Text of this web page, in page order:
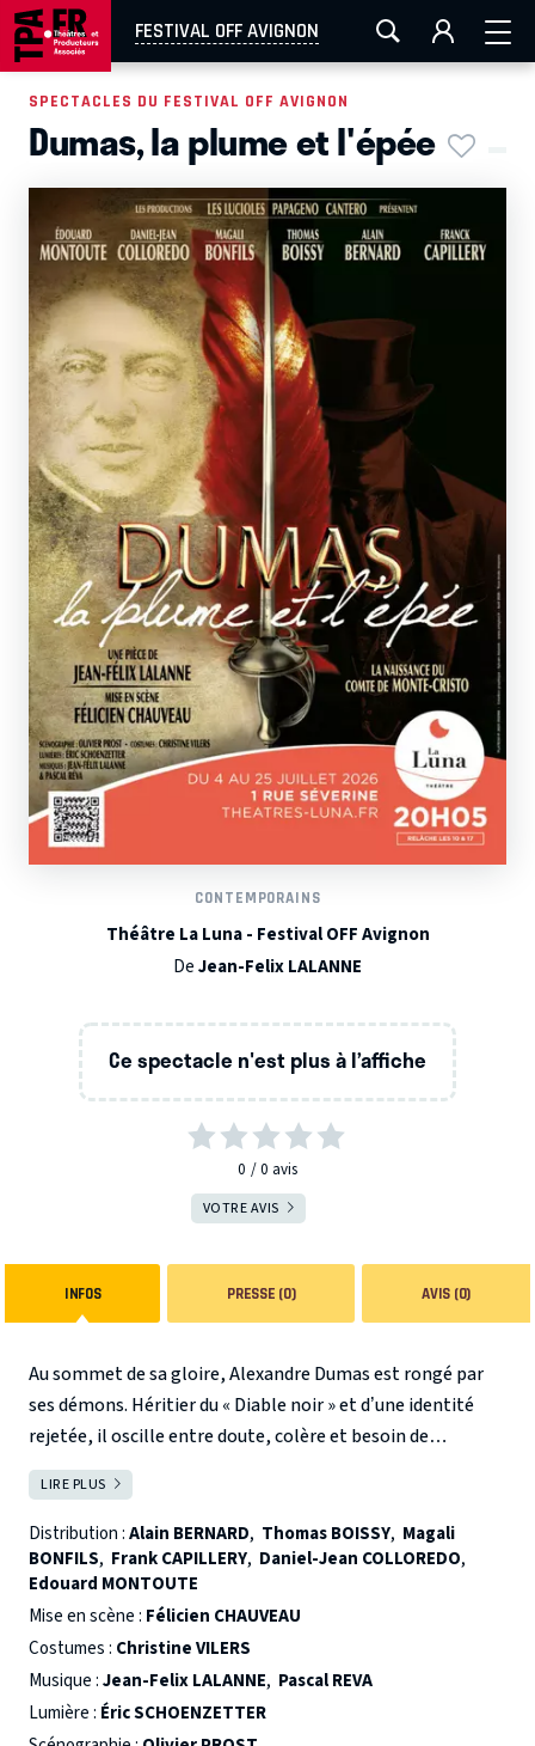
FESTIVAL OFF AVIGNON
AIX-MARSEILLE AURAY CAEN LA ROCHELLE
EN TOURNÉE
SPECTACLES DU FESTIVAL OFF AVIGNON
Dumas, la plume et l'épée
CONTEMPORAINS
Théâtre La Luna - Festival OFF Avignon
DeJean-Felix LALANNE
Ce spectacle n'est plus à l’affiche
0 0 avis
VOTRE AVIS
INFOS PRESSE (0) AVIS (0)
Au sommet de sa gloire, Alexandre Dumas est rongé par
ses démons. Héritier du « Diable noir » et d’une identité
rejetée, il oscille entre doute, colère et besoin de
reconnaissance.
Pour se défendre, il écrit. De cette lutte naît Edmond
Dantès. Peu à peu, réalité et fiction se confondent :
proches, ennemis et blessures nourrissent son roman.
Mais en créant Monte-Cristo, Dumas donne vie à un double
puissant… qui finit par lui échapper.
entre l’homme et son œuvre, une question surgit :
jusqu’où aller pour réparer une injustice ?
Dumas, la Plume et l’Épée, un spectacle flamboyant où
théâtre et musique racontent la naissance d’un mythe et
le combat d’un homme contre lui-même.
LIRE PLUS
Distribution :Alain BERNARD, Thomas BOISSY, Magali
BONFILS, Frank CAPILLERY, Daniel-Jean COLLOREDO,
Edouard MONTOUTE
Mise en scène : Félicien CHAUVEAU
Costumes : Christine VILERS
Musique :Jean-Felix LALANNE, Pascal REVA
Lumière : Éric SCHOENZETTER